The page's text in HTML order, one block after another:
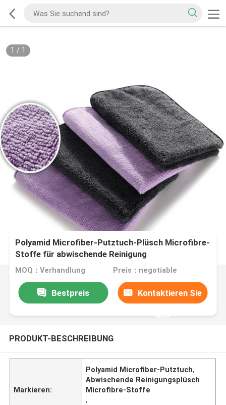
1 / 1
Polyamid Microfiber-Putztuch-Plüsch Microfibre-
Stoffe für abwischende Reinigung
MOQ：Verhandlung Preis：negotiable
Bestpreis Kontaktieren Sie
uns
PRODUKT-BESCHREIBUNG
Markieren:
Polyamid Microfiber-Putztuch,
Abwischende Reinigungsplüsch
Microfibre-Stoffe
,